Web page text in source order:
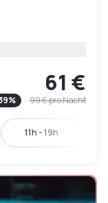
61 €
% 99 €pro Nacht
11h - 19h